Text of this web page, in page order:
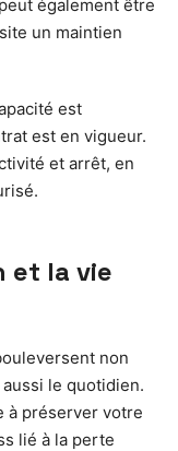
également être
un maintien
est
est en vigueur.
et arrêt, en
et la vie
non
le quotidien.
à préserver votre
lié à la perte